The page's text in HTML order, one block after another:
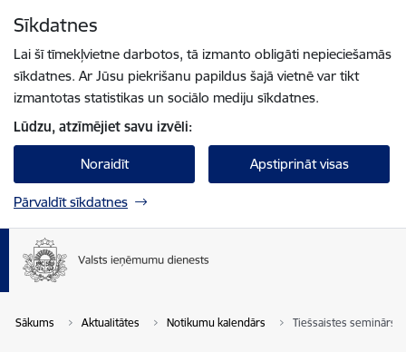
Sīkdatnes
Lai šī tīmekļvietne darbotos, tā izmanto obligāti nepieciešamās
sīkdatnes. Ar Jūsu piekrišanu papildus šajā vietnē var tikt
izmantotas statistikas un sociālo mediju sīkdatnes.
Lūdzu, atzīmējiet savu izvēli:
Noraidīt Apstiprināt visas
Pārvaldīt sīkdatnes
Sākums Aktualitātes Notikumu kalendārs Tiešsaistes seminārs